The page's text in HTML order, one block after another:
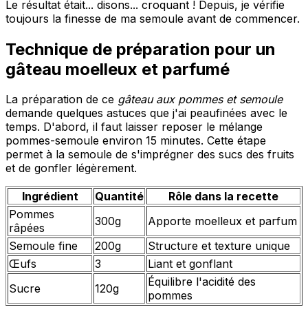
Le résultat était... disons... croquant ! Depuis, je vérifie
toujours la finesse de ma semoule avant de commencer.
Technique de préparation pour un
gâteau moelleux et parfumé
La préparation de ce gâteau aux pommes et semoule
demande quelques astuces que j'ai peaufinées avec le
temps. D'abord, il faut laisser reposer le mélange
pommes-semoule environ 15 minutes. Cette étape
permet à la semoule de s'imprégner des sucs des fruits
et de gonfler légèrement.
Ingrédient Quantité
Rôle dans la recette
Pommes
râpées
300g
Apporte moelleux et parfum
Semoule fine
200g
Structure et texture unique
Œufs
3
Liant et gonflant
Sucre
120g
Équilibre l'acidité des
pommes